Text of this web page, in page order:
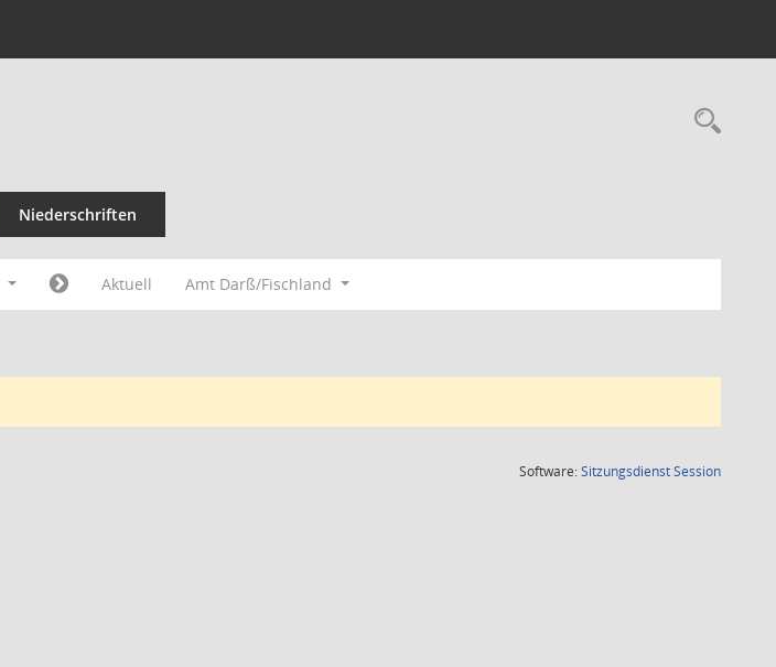
Niederschriften
Aktuell Amt Darß/Fischland
Software:SitzungsdienstSession(Wird in